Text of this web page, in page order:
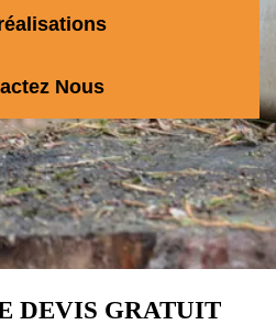
Nous
DEVIS GRATUIT